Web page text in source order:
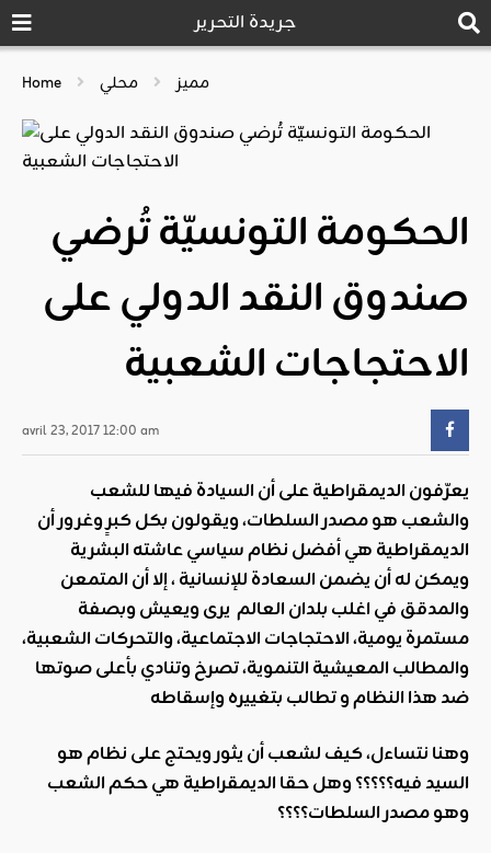
جريدة التحرير
Home مميز محلي
الحكومة التونسيّة تُرضي
صندوق النقد الدولي على
الاحتجاجات الشعبية
avril 23, 2017 12:00 am
يعرّفون الديمقراطية على أن السيادة فيها للشعب
والشعب هو مصدر السلطات، ويقولون بكل كبرٍ وغرور أن
الديمقراطية هي أفضل نظام سياسي عاشته البشرية
ويمكن له أن يضمن السعادة للإنسانية ، إلا أن المتمعن
والمدقق في اغلب بلدان العالم يرى ويعيش وبصفة
مستمرة يومية، الاحتجاجات الاجتماعية، والتحركات الشعبية،
والمطالب المعيشية التنموية، تصرخ وتنادي بأعلى صوتها
ضد هذا النظام و تطالب بتغييره وإسقاطه
وهنا نتساءل، كيف لشعب أن يثور ويحتج على نظام هو
السيد فيه؟؟؟؟؟ وهل حقا الديمقراطية هي حكم الشعب
وهو مصدر السلطات؟؟؟؟